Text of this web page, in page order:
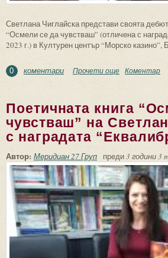
Светлана Чиглайска представи своята
“Осмели се да чувстваш” (отличена с
2023 г.) в Културен център “Морско казино”,
0 коментари Прочети още about
Коментар
Поетичната книга
чувстваш” на
с наградата
Автор: Меридиан 27 Груп преди3 години 3